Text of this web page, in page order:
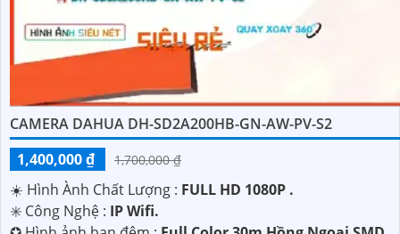
CAMERA DAHUA DH-SD2A200HB-GN-AW-PV-S2
1,400,000 ₫
1,700,000 ₫
☀️ Hình Ành Chất Lượng : FULL HD 1080P .
✳️ Công Nghệ : IP Wifi.